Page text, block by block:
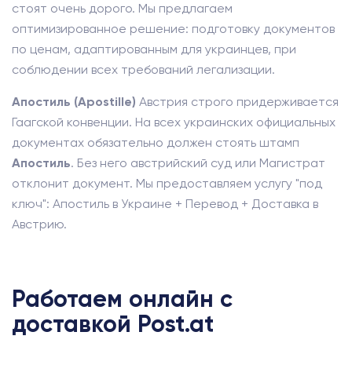
стоят очень дорого. Мы предлагаем
оптимизированное решение: подготовку документов
по ценам, адаптированным для украинцев, при
соблюдении всех требований легализации.
Апостиль (Apostille) Австрия строго придерживается
Гаагской конвенции. На всех украинских официальных
документах обязательно должен стоять штамп
Апостиль. Без него австрийский суд или Магистрат
отклонит документ. Мы предоставляем услугу "под
ключ": Апостиль в Украине + Перевод + Доставка в
Австрию.
Работаем онлайн с
доставкой Post.at